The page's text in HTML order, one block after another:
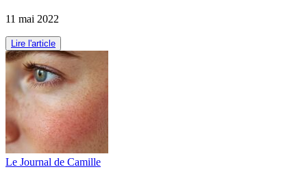
11 mai 2022
Lire l'article
Le Journal de Camille